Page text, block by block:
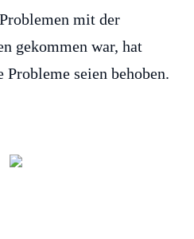
mit der
gekommen war, hat
seien behoben.